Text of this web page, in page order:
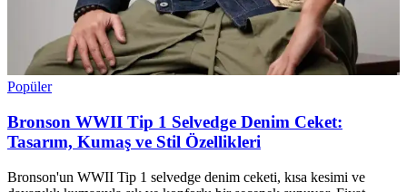
Popüler
Bronson WWII Tip 1 Selvedge Denim Ceket:
Tasarım, Kumaş ve Stil Özellikleri
Bronson'un WWII Tip 1 selvedge denim ceketi, kısa kesimi ve